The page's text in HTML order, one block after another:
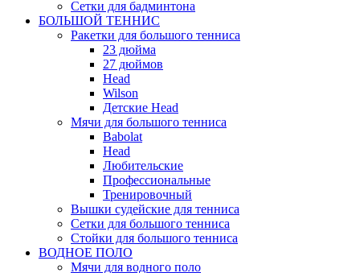
Сетки для бадминтона
БОЛЬШОЙ ТЕННИС
Ракетки для большого тенниса
23 дюйма
27 дюймов
Head
Wilson
Детские Head
Мячи для большого тенниса
Babolat
Head
Любительские
Профессиональные
Тренировочный
Вышки судейские для тенниса
Сетки для большого тенниса
Стойки для большого тенниса
ВОДНОЕ ПОЛО
Мячи для водного поло